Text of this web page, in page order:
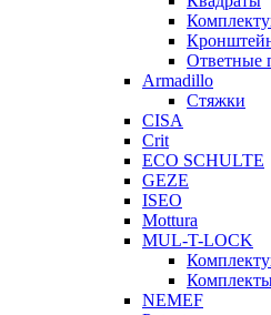
Ответные
Armadillo
Стяжки
CISA
Crit
ECO SCHULTE
GEZE
ISEO
Mottura
MUL-T-LOCK
NEMEF